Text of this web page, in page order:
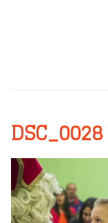
DSC_0028